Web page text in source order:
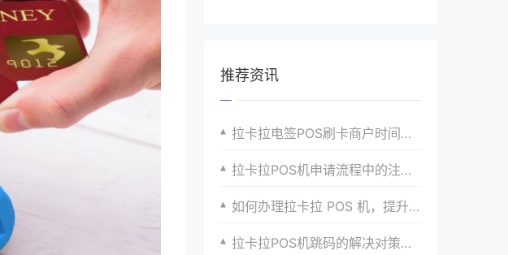
推荐资讯
拉卡拉电签POS刷卡商户时间匹配表
拉卡拉POS机申请流程中的注意事项与技巧
如何办理拉卡拉 POS 机，提升收款效率与体验品质
拉卡拉POS机跳码的解决对策探讨